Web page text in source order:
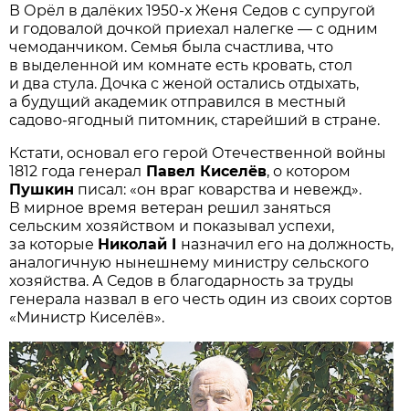
В Орёл в далёких 1950-х Женя Седов с супругой
и годовалой дочкой приехал налегке — с одним
чемоданчиком. Семья была счастлива, что
в выделенной им комнате есть кровать, стол
и два стула. Дочка с женой остались отдыхать,
а будущий академик отправился в местный
садово-ягодный питомник, старейший в стране.
Кстати, основал его герой Отечественной войны
1812 года генерал Павел Киселёв, о котором
Пушкин писал: «он враг коварства и невежд».
В мирное время ветеран решил заняться
сельским хозяйством и показывал успехи,
за которые Николай I назначил его на должность,
аналогичную нынешнему министру сельского
хозяйства. А Седов в благодарность за труды
генерала назвал в его честь один из своих сортов
«Министр Киселёв».